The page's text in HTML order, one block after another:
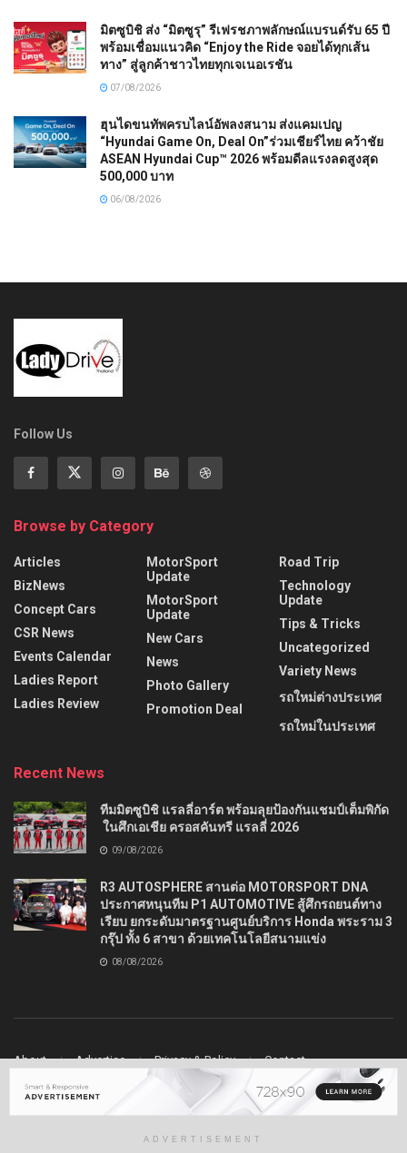
มิตซูบิชิ ส่ง “มิตซูรุ” รีเฟรชภาพลักษณ์แบรนด์รับ 65 ปี
พร้อมเชื่อมแนวคิด “Enjoy the Ride จอยได้ทุกเส้น
ทาง” สู่ลูกค้าชาวไทยทุกเจเนอเรชัน
07/08/2026
ฮุนไดขนทัพครบไลน์อัพลงสนาม ส่งแคมเปญ
“Hyundai Game On, Deal On”ร่วมเชียร์ไทย คว้าชัย
ASEAN Hyundai Cup™ 2026 พร้อมดีลแรงลดสูงสุด
500,000 บาท
06/08/2026
Follow Us
Browse by Category
Articles
BizNews
Concept Cars
CSR News
Events Calendar
Ladies Report
Ladies Review
MotorSport
Update
MotorSport
Update
New Cars
News
Photo Gallery
Promotion Deal
Road Trip
Technology
Update
Tips & Tricks
Uncategorized
Variety News
รถใหม่ต่างประเทศ
รถใหม่ในประเทศ
Recent News
ทีมมิตซูบิชิ แรลลี่อาร์ต พร้อมลุยป้องกันแชมป์เต็มพิกัด
ในศึกเอเชีย ครอสคันทรี แรลลี่ 2026
09/08/2026
R3 AUTOSPHERE สานต่อ MOTORSPORT DNA
ประกาศหนุนทีม P1 AUTOMOTIVE สู้ศึกรถยนต์ทาง
เรียบ ยกระดับมาตรฐานศูนย์บริการ Honda พระราม 3
กรุ๊ป ทั้ง 6 สาขา ด้วยเทคโนโลยีสนามแข่ง
08/08/2026
About Advertise Privacy & Policy Contact
© 2022Ladydrive
- Premium WordPress news & magazine theme by
ADVERTISEMENT